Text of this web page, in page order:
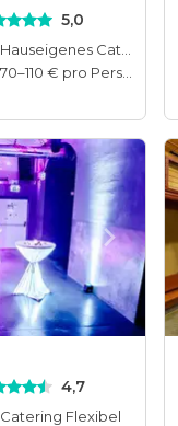
5,0
4,7
Catering Flexibel